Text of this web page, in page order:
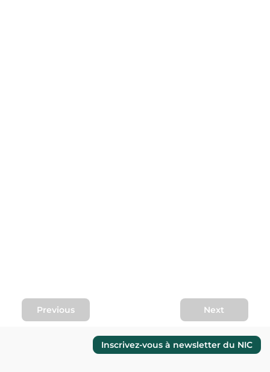
Previous Next
Inscrivez-vous à newsletter du NIC